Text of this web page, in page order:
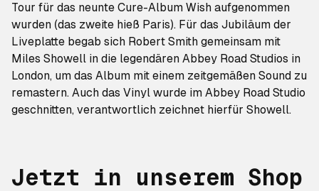
Tour für das neunte Cure-Album Wish aufgenommen
wurden (das zweite hieß Paris). Für das Jubiläum der
Liveplatte begab sich Robert Smith gemeinsam mit
Miles Showell in die legendären Abbey Road Studios in
London, um das Album mit einem zeitgemäßen Sound zu
remastern. Auch das Vinyl wurde im Abbey Road Studio
geschnitten, verantwortlich zeichnet hierfür Showell.
Jetzt in unserem Shop